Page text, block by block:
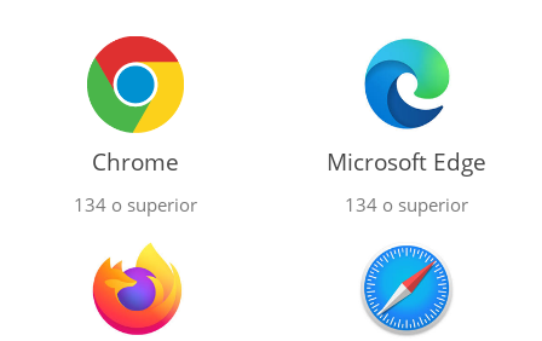
Chrome
134 o superior
Microsoft Edge
134 o superior